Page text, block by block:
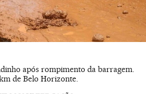
após rompimento da barragem.
de Belo Horizonte.